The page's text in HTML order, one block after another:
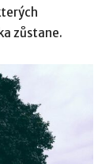
zůstane.